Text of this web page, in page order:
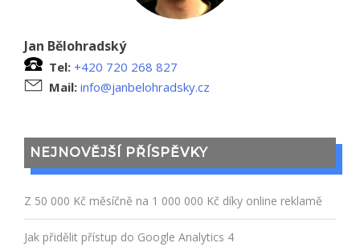
Jan Bělohradský
Tel: +420 720 268 827
Mail: info@janbelohradsky.cz
NEJNOVĚJŠÍ PŘÍSPĚVKY
Z 50 000 Kč měsíčně na 1 000 000 Kč díky online reklamě
Jak přidělit přístup do Google Analytics 4